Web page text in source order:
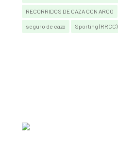
RECORRIDOS DE CAZA CON ARCO
seguro de caza Sporting (RRCC)